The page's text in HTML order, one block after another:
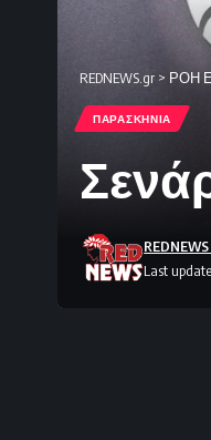
REDNEWS.gr > ΡΟΗ
ΠΑΡΑΣΚΗΝΙΑ
Last